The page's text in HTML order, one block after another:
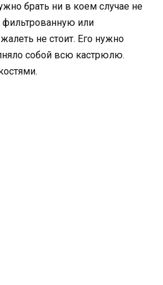
брать ни в коем случае не
фильтрованную или
не стоит. Его нужно
собой всю кастрюлю.